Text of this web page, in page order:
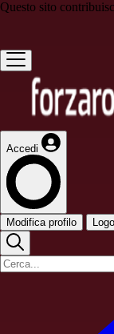
Questo sito
Accedi
Modifica profilo